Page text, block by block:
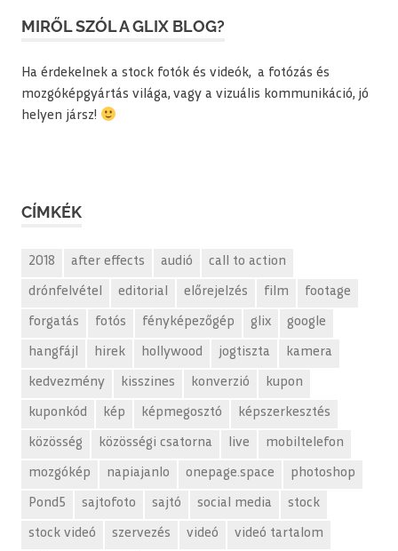
MIRŐL SZÓL A GLIX BLOG?
Ha érdekelnek a stock fotók és videók, a fotózás és
mozgóképgyártás világa, vagy a vizuális kommunikáció, jó
helyen jársz!
CÍMKÉK
2018 after effects audió call to action
drónfelvétel editorial előrejelzés film footage
forgatás fotós fényképezőgép glix google
hangfájl hirek hollywood jogtiszta kamera
kedvezmény kisszines konverzió kupon
kuponkód kép képmegosztó képszerkesztés
közösség közösségi csatorna live mobiltelefon
mozgókép napiajanlo onepage.space photoshop
Pond5 sajtofoto sajtó social media stock
stock videó szervezés videó videó tartalom